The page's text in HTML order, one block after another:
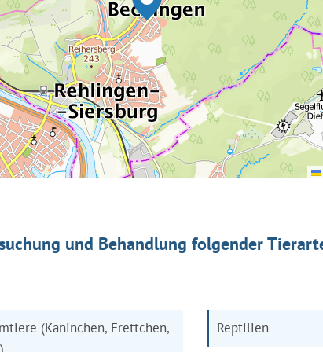
und Behandlung folgender
(Kaninchen, Frettchen,
Reptilien